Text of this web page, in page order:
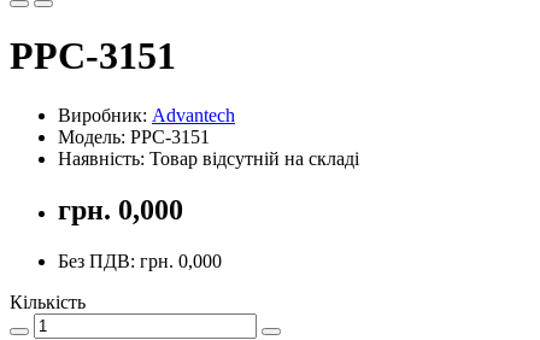
PPC-3151
Виробник: Advantech
Модель: PPC-3151
Наявність: Товар відсутній на складі
грн. 0,000
Без ПДВ: грн. 0,000
Кількість